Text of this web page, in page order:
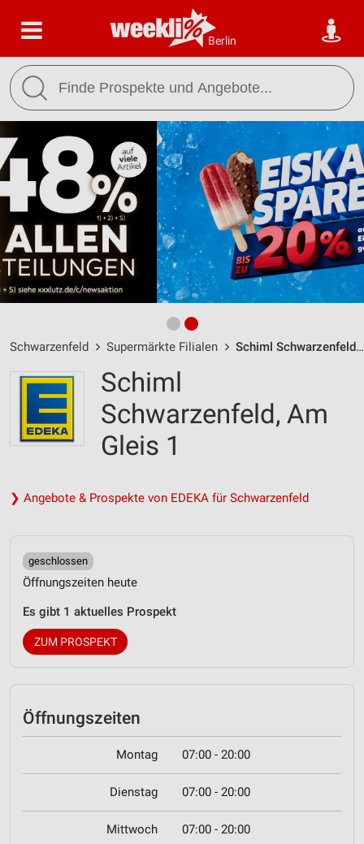
Berlin
Schwarzenfeld Supermärkte Filialen Schiml Schwarzenfeld / Am Gleis 1 - Öffnungszeiten & Adresse
Schiml
Schwarzenfeld, Am
Gleis 1
❯ Angebote & Prospekte von EDEKA für Schwarzenfeld
geschlossen
Öffnungszeiten heute
Es gibt 1 aktuelles Prospekt
ZUM PROSPEKT
Öffnungszeiten
Montag 07:00 - 20:00
Dienstag 07:00 - 20:00
Mittwoch 07:00 - 20:00